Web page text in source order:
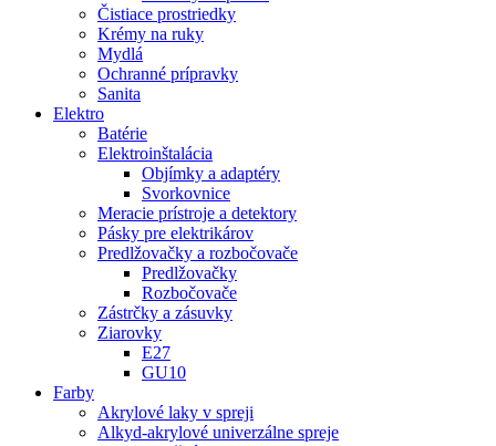
Čistiace prostriedky
Krémy na ruky
Mydlá
Ochranné prípravky
Sanita
Elektro
Batérie
Elektroinštalácia
Objímky a adaptéry
Svorkovnice
Meracie prístroje a detektory
Pásky pre elektrikárov
Predlžovačky a rozbočovače
Predlžovačky
Rozbočovače
Zástrčky a zásuvky
Ziarovky
E27
GU10
Farby
Akrylové laky v spreji
Alkyd-akrylové univerzálne spreje